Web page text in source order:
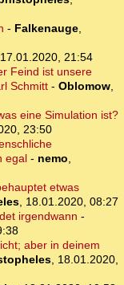
- Falkenauge,
17.01.2020, 21:54
Feind ist unsere
Schmitt - Oblomow,
eine Simulation ist?
23:50
egal - nemo,
etwas
, 18.01.2020, 08:27
irgendwann -
aber in deinem
, 18.01.2020,